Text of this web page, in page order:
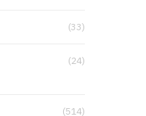
(33)
(24)
(514)